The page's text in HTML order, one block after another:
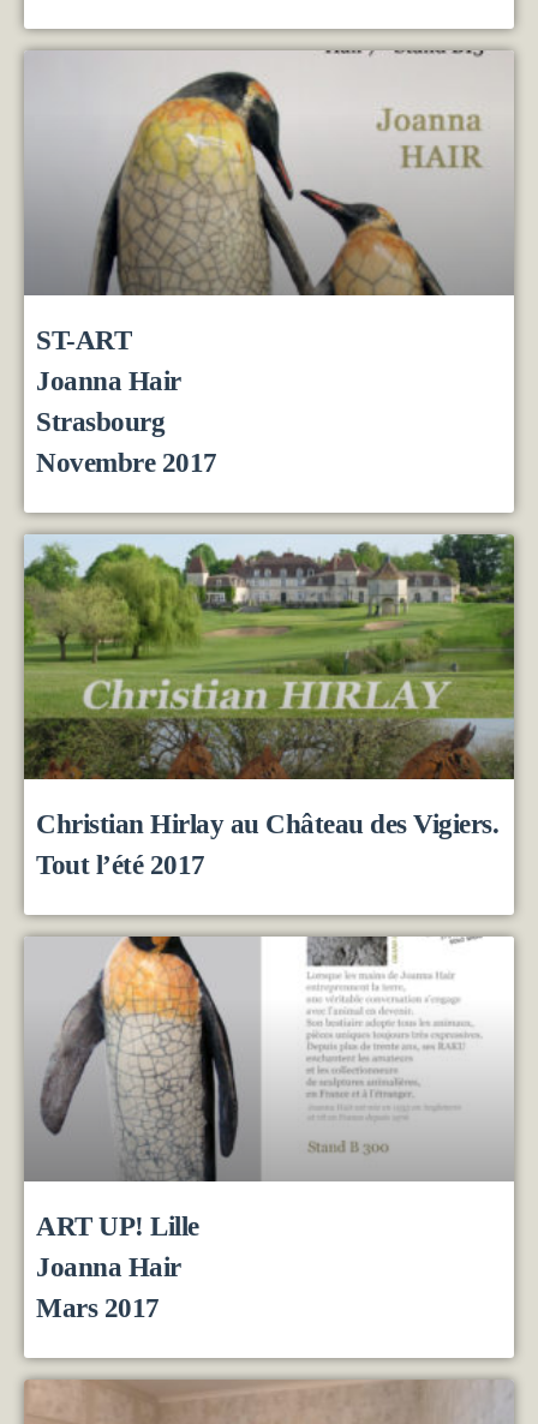
ST-ART
Joanna Hair
Strasbourg
Novembre 2017
Christian Hirlay au Château des Vigiers.
Tout l’été 2017
ART UP! Lille
Joanna Hair
Mars 2017